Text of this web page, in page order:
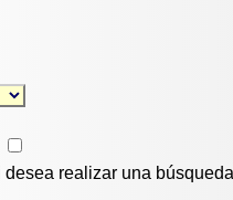
realizar una